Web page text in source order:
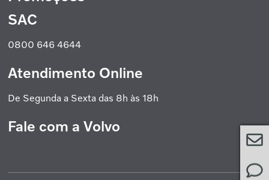
Cookies
Política de Garantias
Volvo Caminhões
Volvo Ônibus
Grupo Volvo
Promoção Nacional
SAC
0800 646 4644
Atendimento Online
De Segunda a Sexta das 8h às 18h
Fale com a Volvo